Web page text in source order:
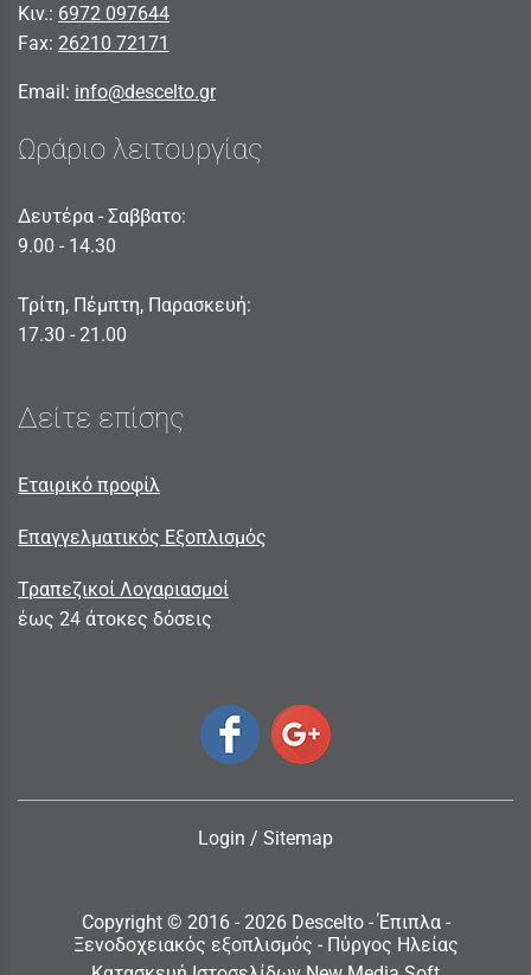
Κιν.: 6972 097644
Fax: 26210 72171
Email: info@descelto.gr
Ωράριο λειτουργίας
Δευτέρα - Σαββατο:
9.00 - 14.30
Τρίτη, Πέμπτη, Παρασκευή:
17.30 - 21.00
Δείτε επίσης
Εταιρικό προφίλ
Επαγγελματικός Εξοπλισμός
Τραπεζικοί Λογαριασμοί
έως 24 άτοκες δόσεις
Login / Sitemap
Copyright © 2016 - 2026 Descelto - Έπιπλα -
Ξενοδοχειακός εξοπλισμός - Πύργος Ηλείας